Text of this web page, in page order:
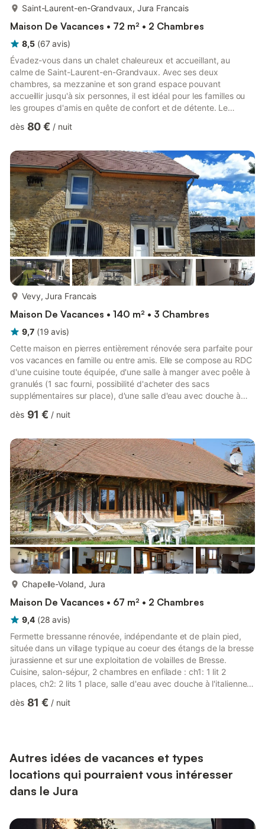
Saint-Laurent-en-Grandvaux, Jura Francais
Maison De Vacances • 72 m² • 2 Chambres
8,5 (67 avis)
Évadez-vous dans un chalet chaleureux et accueillant, au
calme de Saint-Laurent-en-Grandvaux. Avec ses deux
chambres, sa mezzanine et son grand espace pouvant
accueillir jusqu'à six personnes, il est idéal pour les familles ou
les groupes d'amis en quête de confort et de détente. Le
idéale pour un café le matin ou un verre de vin le soir. Petits et
commune ou profiter de matchs amicaux sur les terrains de
tennis et de pétanque. Emplacement idéal pour une vie
décontractée Commenc...
dès 80 € / nuit
Vevy, Jura Francais
Maison De Vacances • 140 m² • 3 Chambres
9,7 (19 avis)
Cette maison en pierres entièrement rénovée sera parfaite pour
vos vacances en famille ou entre amis. Elle se compose au RDC
d'une cuisine toute équipée, d'une salle à manger avec poêle à
granulés (1 sac fourni, possibilité d'acheter des sacs
supplémentaires sur place), d'une salle d'eau avec douche à
TV et 3 chambres : 1 avec 2 lits simples et les 2 autres avec
une terrasse avec salon de jardin, transats et barbecue vous
permettra de profiter des beaux jours. Idé...
dès 91 € / nuit
Chapelle-Voland, Jura
Maison De Vacances • 67 m² • 2 Chambres
9,4 (28 avis)
Fermette bressanne rénovée, indépendante et de plain pied,
située dans un village typique au coeur des étangs de la bresse
jurassienne et sur une exploitation de volailles de Bresse.
Cuisine, salon-séjour, 2 chambres en enfilade : ch1: 1 lit 2
places, ch2: 2 lits 1 place, salle d'eau avec douche à l'italienne.
d'un grand terrain attenant menant à l'étang des propriétaires.
dès 81 € / nuit
Autres idées de vacances et types
locations qui pourraient vous intéresser
dans le Jura